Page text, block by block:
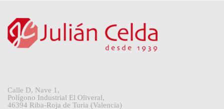
Calle D, Nave 1,
Polígono Industrial El Oliveral,
46394 Riba-Roja de Turia (Valencia)